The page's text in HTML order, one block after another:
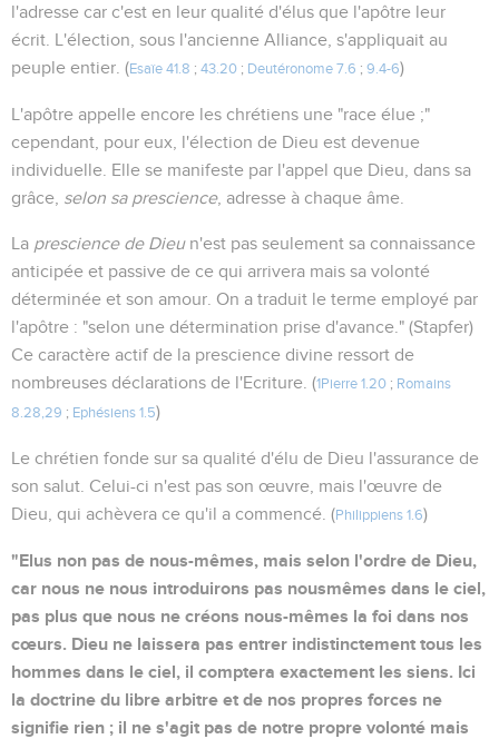
l'adresse car c'est en leur qualité d'élus que l'apôtre leur
écrit. L'élection, sous l'ancienne Alliance, s'appliquait au
peuple entier. (Esaïe 41.8 ; 43.20 ; Deutéronome 7.6 ; 9.4-6)
L'apôtre appelle encore les chrétiens une "race élue ;"
cependant, pour eux, l'élection de Dieu est devenue
individuelle. Elle se manifeste par l'appel que Dieu, dans sa
grâce, selon sa prescience, adresse à chaque âme.
La prescience de Dieun'est pas seulement sa connaissance
anticipée et passive de ce qui arrivera mais sa volonté
déterminée et son amour. On a traduit le terme employé par
l'apôtre : "selon une détermination prise d'avance." (Stapfer)
Ce caractère actif de la prescience divine ressort de
nombreuses déclarations de l'Ecriture. (1Pierre 1.20 ; Romains
8.28,29 ; Ephésiens 1.5)
Le chrétien fonde sur sa qualité d'élu de Dieu l'assurance de
son salut. Celui-ci n'est pas son œuvre, mais l'œuvre de
Dieu, qui achèvera ce qu'il a commencé. (Philippiens 1.6)
"Elus non pas de nous-mêmes, mais selon l'ordre de Dieu,
car nous ne nous introduirons pas nousmêmes dans le ciel,
pas plus que nous ne créons nous-mêmes la foi dans nos
cœurs. Dieu ne laissera pas entrer indistinctement tous les
hommes dans le ciel, il comptera exactement les siens. Ici
la doctrine du libre arbitre et de nos propres forces ne
signifie rien ; il ne s'agit pas de notre propre volonté mais